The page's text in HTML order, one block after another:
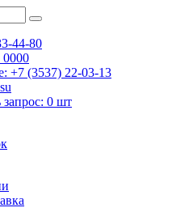
44-80
0000
+7 (3537) 22-03-13
0 шт